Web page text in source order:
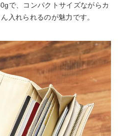
で、コンパクトサイズながらカ
入れられるのが魅力です。